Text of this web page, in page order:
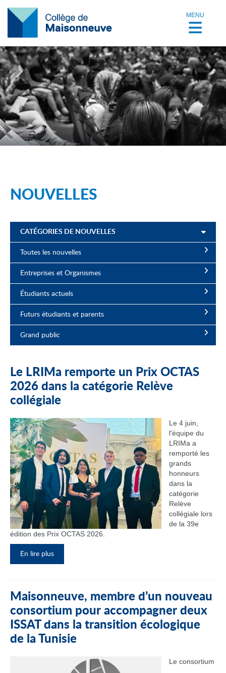
MENU
NOUVELLES
CATÉGORIES DE NOUVELLES
Toutes les nouvelles
Entreprises et Organismes
Étudiants actuels
Futurs étudiants et parents
Grand public
Le LRIMa remporte un Prix OCTAS
2026 dans la catégorie Relève
collégiale
Le 4 juin,
l'équipe du
LRIMa a
remporté les
grands
honneurs
dans la
catégorie
Relève
collégiale lors
de la 39e
édition des Prix OCTAS 2026.
En lire plus
Maisonneuve, membre d’un nouveau
consortium pour accompagner deux
ISSAT dans la transition écologique
de la Tunisie
Le consortium